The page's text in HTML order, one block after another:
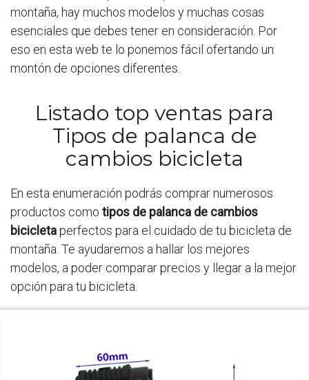
montaña, hay muchos modelos y muchas cosas
esenciales que debes tener en consideración. Por
eso en esta web te lo ponemos fácil ofertando un
montón de opciones diferentes.
Listado top ventas para
Tipos de palanca de
cambios bicicleta
En esta enumeración podrás comprar numerosos
productos como tipos de palanca de cambios
bicicletaperfectos para el cuidado de tu bicicleta de
montaña. Te ayudaremos a hallar los mejores
modelos, a poder comparar precios y llegar a la mejor
opción para tu bicicleta.